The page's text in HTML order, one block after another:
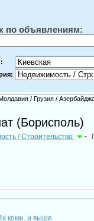
по объявлениям:
/ Грузия /
(Борисполь)
/ Строительство -
комн. и выше